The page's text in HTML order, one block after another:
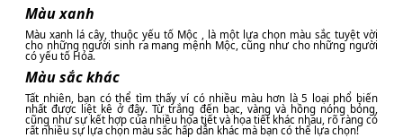
Màu xanh
Màu xanh lá cây, thuộc yếu tố Mộc , là một lựa chọn màu sắc tuyệt vời
cho những người sinh ra mang mệnh Mộc, cũng như cho những người
có yếu tố Hỏa.
Màu sắc khác
Tất nhiên, bạn có thể tìm thấy ví có nhiều màu hơn là 5 loại phổ biến
nhất được liệt kê ở đây. Từ trắng đến bạc, vàng và hồng nóng bỏng,
cũng như sự kết hợp của nhiều họa tiết và họa tiết khác nhau, rõ ràng có
rất nhiều sự lựa chọn màu sắc hấp dẫn khác mà bạn có thể lựa chọn!